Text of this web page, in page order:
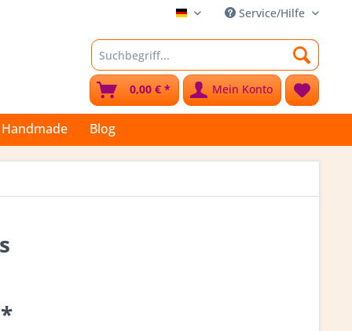
Stoffkleks Service/Hilfe
Mein Konto
0,00 € *
Handmade Blog